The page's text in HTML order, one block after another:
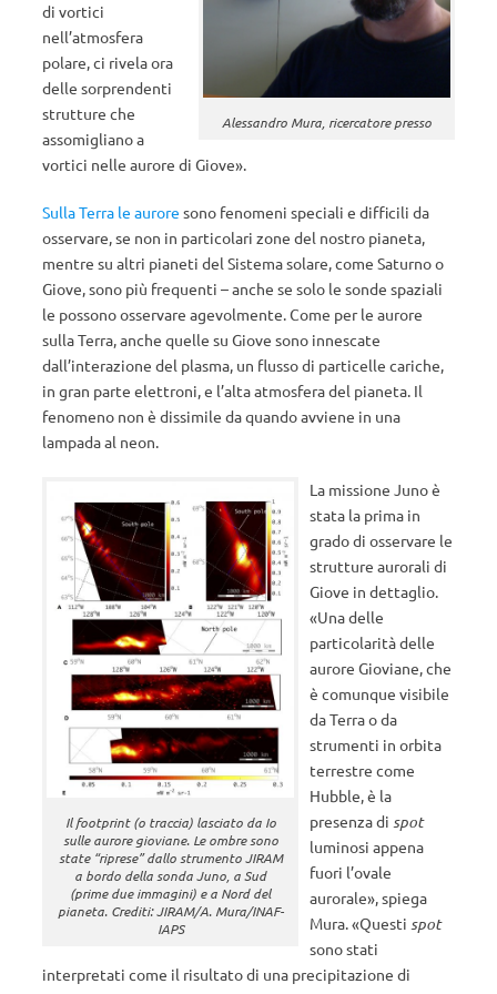
Alessandro Mura, ricercatore presso
di vortici
nell’atmosfera
polare, ci rivela ora
delle sorprendenti
strutture che
assomigliano a
vortici nelle aurore di Giove».
Sulla Terra le aurore sono fenomeni speciali e difficili da
osservare, se non in particolari zone del nostro pianeta,
mentre su altri pianeti del Sistema solare, come Saturno o
Giove, sono più frequenti – anche se solo le sonde spaziali
le possono osservare agevolmente. Come per le aurore
sulla Terra, anche quelle su Giove sono innescate
dall’interazione del plasma, un flusso di particelle cariche,
in gran parte elettroni, e l’alta atmosfera del pianeta. Il
fenomeno non è dissimile da quando avviene in una
lampada al neon.
Il footprint (o traccia) lasciato da Io
sulle aurore gioviane. Le ombre sono
state “riprese” dallo strumento JIRAM
a bordo della sonda Juno, a Sud
(prime due immagini) e a Nord del
pianeta. Crediti: JIRAM/A. Mura/INAF-
IAPS
La missione Juno è
stata la prima in
grado di osservare le
strutture aurorali di
Giove in dettaglio.
«Una delle
particolarità delle
aurore Gioviane, che
è comunque visibile
da Terra o da
strumenti in orbita
terrestre come
Hubble, è la
presenza di spot
luminosi appena
fuori l’ovale
aurorale», spiega
Mura. «Questi spot
sono stati
interpretati come il risultato di una precipitazione di